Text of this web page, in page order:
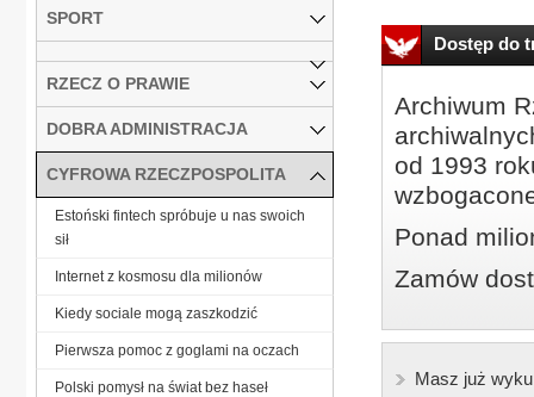
Dostęp do
Archiwum
od 1993
Ponad
Zamów
Masz już
SPORT
RZECZ O PRAWIE
DOBRA ADMINISTRACJA
CYFROWA RZECZPOSPOLITA
Estoński fintech spróbuje u nas swoich
sił
Internet z kosmosu dla milionów
Kiedy sociale mogą zaszkodzić
Pierwsza pomoc z goglami na oczach
Polski pomysł na świat bez haseł